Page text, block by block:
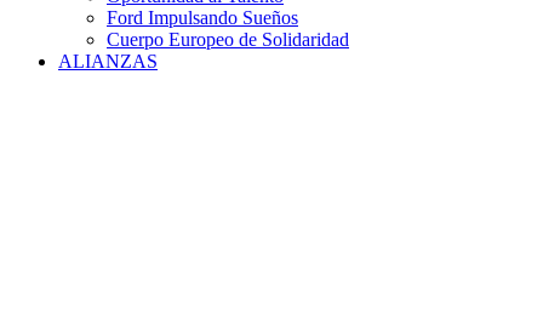
Ford Impulsando Sueños
Cuerpo Europeo de Solidaridad
ALIANZAS